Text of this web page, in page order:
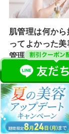
肌管理は何か
ってよかった
管理&続けるコ